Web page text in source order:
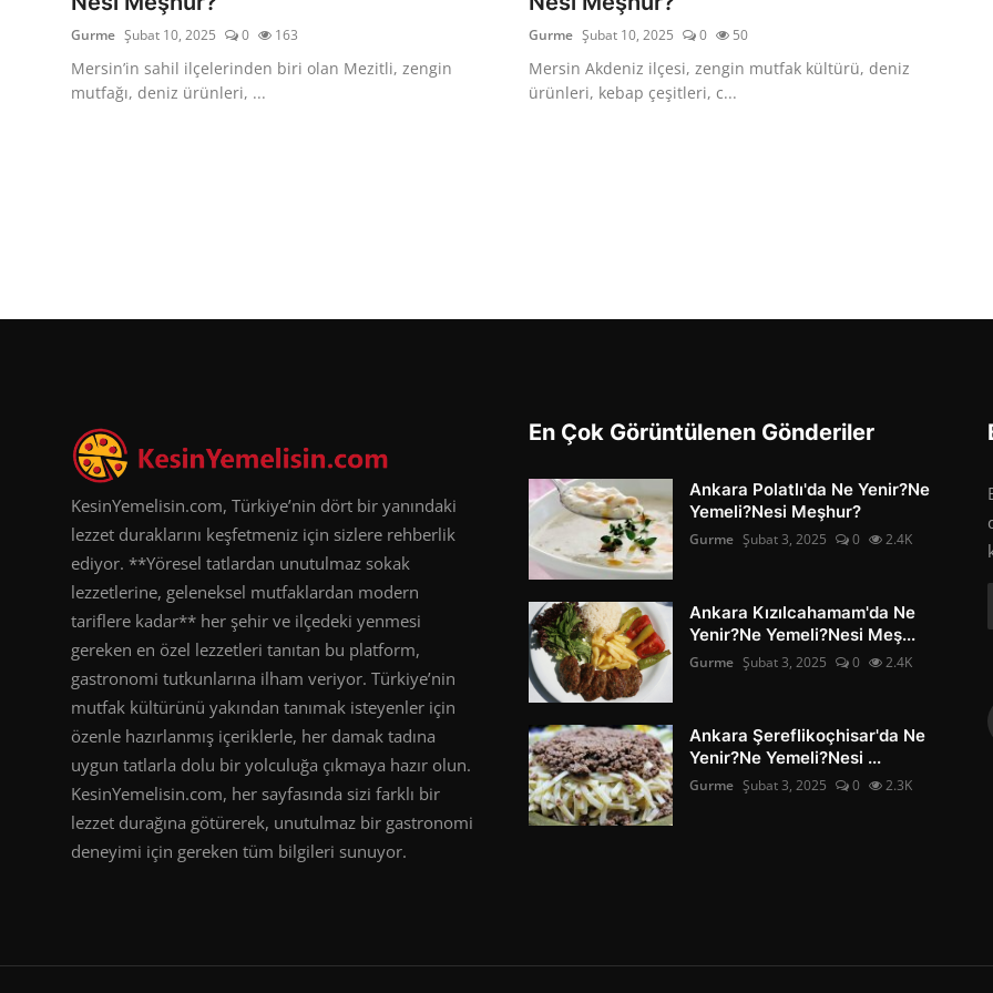
Gurme Şubat 10, 2025 0 163
Mersin’in sahil ilçelerinden biri olan Mezitli, zengin
mutfağı, deniz ürünleri, ...
Gurme Şubat 10, 2025 0 50
Mersin Akdeniz ilçesi, zengin mutfak kültürü, deniz
ürünleri, kebap çeşitleri, c...
KesinYemelisin.com, Türkiye’nin dört bir yanındaki
lezzet duraklarını keşfetmeniz için sizlere rehberlik
ediyor. **Yöresel tatlardan unutulmaz sokak
lezzetlerine, geleneksel mutfaklardan modern
tariflere kadar** her şehir ve ilçedeki yenmesi
gereken en özel lezzetleri tanıtan bu platform,
gastronomi tutkunlarına ilham veriyor. Türkiye’nin
mutfak kültürünü yakından tanımak isteyenler için
özenle hazırlanmış içeriklerle, her damak tadına
uygun tatlarla dolu bir yolculuğa çıkmaya hazır olun.
KesinYemelisin.com, her sayfasında sizi farklı bir
lezzet durağına götürerek, unutulmaz bir gastronomi
deneyimi için gereken tüm bilgileri sunuyor.
En Çok Görüntülenen Gönderiler
Ankara Polatlı'da Ne Yenir?Ne
Yemeli?Nesi Meşhur?
Gurme Şubat 3, 2025 0 2.4K
Ankara Kızılcahamam'da Ne
Yenir?Ne Yemeli?Nesi Meş...
Gurme Şubat 3, 2025 0 2.4K
Ankara Şereflikoçhisar'da Ne
Yenir?Ne Yemeli?Nesi ...
Gurme Şubat 3, 2025 0 2.3K